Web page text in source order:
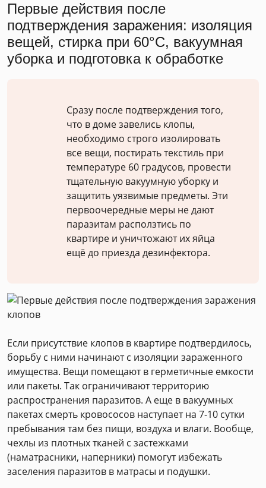
Первые действия после
подтверждения заражения: изоляция
вещей, стирка при 60°C, вакуумная
уборка и подготовка к обработке
Сразу после подтверждения того,
что в доме завелись клопы,
необходимо строго изолировать
все вещи, постирать текстиль при
температуре 60 градусов, провести
тщательную вакуумную уборку и
защитить уязвимые предметы. Эти
первоочередные меры не дают
паразитам расползтись по
квартире и уничтожают их яйца
ещё до приезда дезинфектора.
Если присутствие клопов в квартире подтвердилось,
борьбу с ними начинают с изоляции зараженного
имущества. Вещи помещают в герметичные емкости
или пакеты. Так ограничивают территорию
распространения паразитов. А еще в вакуумных
пакетах смерть кровососов наступает на 7-10 сутки
пребывания там без пищи, воздуха и влаги. Вообще,
чехлы из плотных тканей с застежками
(наматрасники, наперники) помогут избежать
заселения паразитов в матрасы и подушки.